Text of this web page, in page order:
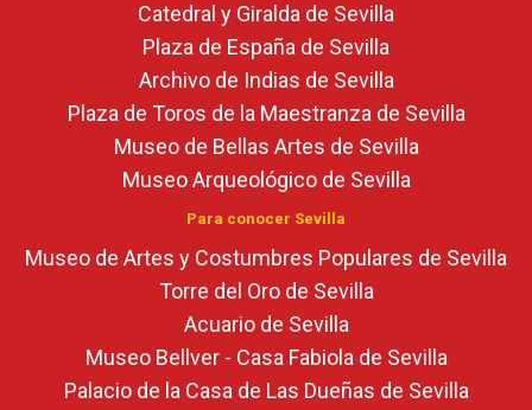
Catedral y Giralda de Sevilla
Plaza de España de Sevilla
Archivo de Indias de Sevilla
Plaza de Toros de la Maestranza de Sevilla
Museo de Bellas Artes de Sevilla
Museo Arqueológico de Sevilla
Para conocer Sevilla
Museo de Artes y Costumbres Populares de Sevilla
Torre del Oro de Sevilla
Acuario de Sevilla
Museo Bellver - Casa Fabiola de Sevilla
Palacio de la Casa de Las Dueñas de Sevilla